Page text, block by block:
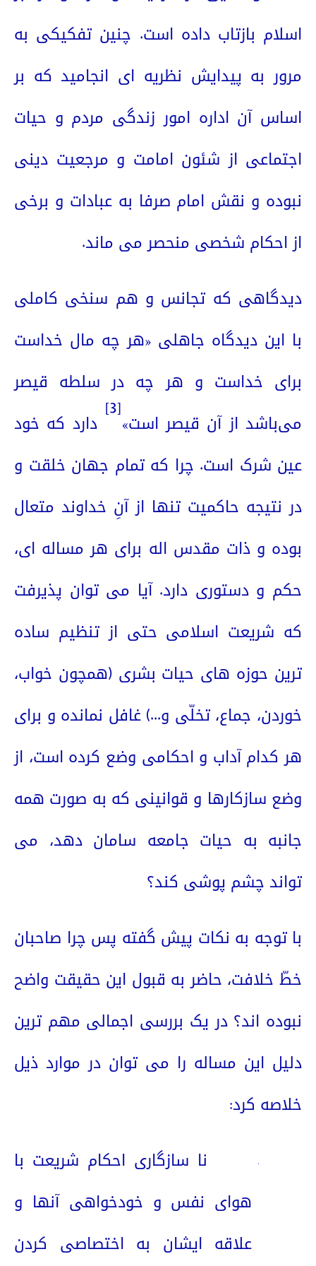
اسلام بازتاب داده است. چنین تفکیکی به
مرور به پیدایش نظریه ای انجامید که بر
اساس آن اداره امور زندگی مردم و حیات
اجتماعی از شئون امامت و مرجعیت دینی
نبوده و نقش امام صرفا به عبادات و برخی
از احکام شخصی منحصر می ماند.
دیدگاهی که تجانس و هم سنخی کاملی
با این دیدگاه جاهلی «هر چه مال خداست
برای خداست و هر چه در سلطه قیصر
می‌باشد از آن قیصر است»
[3]
دارد که خود
عین شرک است. چرا که تمام جهان خلقت و
در نتیجه حاکمیت تنها از آنِ خداوند متعال
بوده و ذات مقدس اله برای هر مساله ای،
حکم و دستوری دارد. آیا می توان پذیرفت
که شریعت اسلامی حتی از تنظیم ساده
ترین حوزه های حیات بشری (همچون خواب،
خوردن، جماع، تخلّی و...) غافل نمانده و برای
هر کدام آداب و احکامی وضع کرده است، از
وضع سازکارها و قوانینی که به صورت همه
جانبه به حیات جامعه سامان دهد، می
تواند چشم پوشی کند؟
با توجه به نکات پیش گفته پس چرا صاحبان
خطّ خلافت، حاضر به قبول این حقیقت واضح
نبوده اند؟ در یک بررسی اجمالی مهم ترین
دلیل این مساله را می توان در موارد ذیل
خلاصه کرد:
نا سازگاری احکام شریعت با
هوای نفس و خودخواهی آنها و
علاقه ایشان به اختصاصی کردن